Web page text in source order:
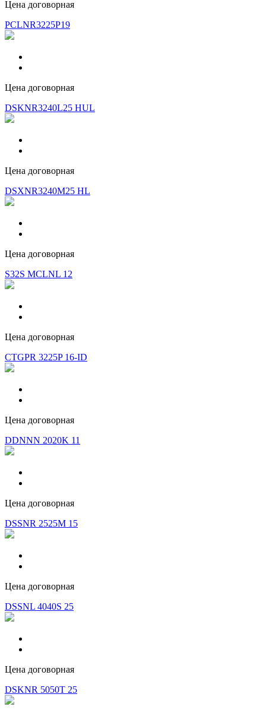
Цена договорная
PCLNR3225P19
Цена договорная
DSKNR3240L25 HUL
Цена договорная
DSXNR3240M25 HL
Цена договорная
S32S MCLNL 12
Цена договорная
CTGPR 3225P 16-ID
Цена договорная
DDNNN 2020K 11
Цена договорная
DSSNR 2525M 15
Цена договорная
DSSNL 4040S 25
Цена договорная
DSKNR 5050T 25